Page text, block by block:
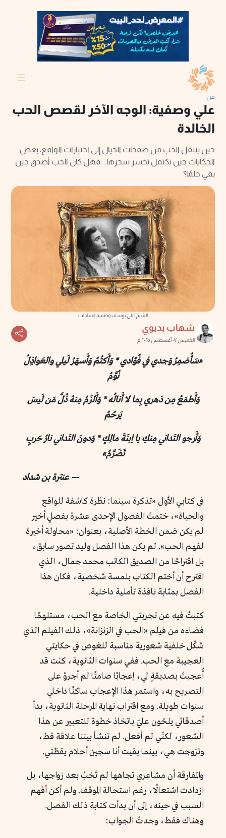
فن
علي وصفية: الوجه الآخر لقصص الحب
الخالدة
حين ينتقل الحب من صفحات الخيال إلى اختبارات الواقع، بعض
الحكايات حين تكتمل تخسر سحرها... فهل كان الحب أصدق حين
بقي حلمًا؟
الشيخ علي يوسف وصفية السادات
شهاب بديوي
الخميس ٠٧ أغسطس ٢٠٢٥ م
«سَأُضمِرُ وَجدي في فُؤادي * وَأَكتُمُ وَأَسهَرُ لَيلي والعَواذِلُ
نُوَّمُ
وَأَطمَعُ مِن دَهري بِما لا أَنالُه * وَأَلزَمُ مِنهُ ذُلَّ مَن لَيسَ
يَرحُمُ
وَأَرجو التَداني مِنكِ يا اِبنَةَ مالِكٍ * وَدونَ التَداني نارُ حَربٍ
تَضَرَّمُ»
— عنترة بن شداد
في كتابي الأول «تذكرة سينما: نظرة كاشفة للواقع
والحياة»، ختمتُ الفصول الإحدى عشرة بفصلٍ أخير
لم يكن ضمن الخطة الأصلية، بعنوان: «محاولة أخيرة
لفهم الحب». لم يكن هذا الفصل وليد تصور سابق،
بل اقتراحًا من الصديق الكاتب محمد جمال، الذي
اقترح أن أختم الكتاب بلمسة شخصية، فكان هذا
الفصل بمثابة نافذة تأملية داخلية.
كتبتُ فيه عن تجربتي الخاصة مع الحب، مستلهمًا
فضاءه من فيلم «الحب في الزنزانة»، ذلك الفيلم الذي
شكّل خلفية شعورية مناسبة للغوص في حكايتي
العجيبة مع الحب. ففي سنوات الثانوية، كنت قد
أُعجبتُ بصديقةٍ لي، إعجابًا صامتًا لم أجرؤ على
التصريح به، واستمر هذا الإعجاب ساكنًا داخلي
سنوات طويلة. ومع اقتراب نهاية المرحلة الثانوية، بدأ
أصدقائي يلحّون عليّ باتخاذ خطوة للتعبير عن هذا
الشعور، لكنّي لم أفعل. لم تنشأ بيننا علاقة قط،
وتزوجت هي، بينما بقيت أنا سجين أحلام يقظتي.
والمفارقة أن مشاعري تجاهها لم تَخبُ بعد زواجها، بل
ازدادت اشتعالًا، رغم استحالة الموقف. ولم أكن أفهم
السبب في حينه، إلى أن بدأت كتابة ذلك الفصل.
وهناك فقط، وجدتُ الجواب: